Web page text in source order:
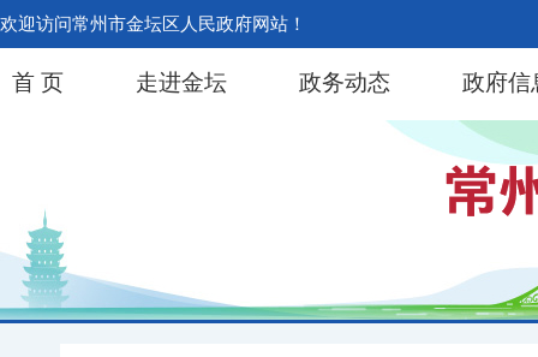
欢迎访问常州市金坛区人民政府网站！
首 页 走进金坛 政务动态 政府信